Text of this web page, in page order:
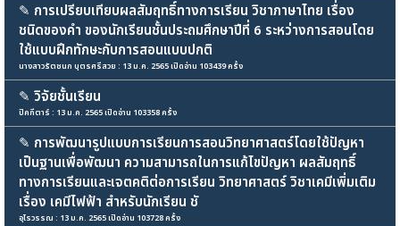
✎ การเปรียบเทียบผลสัมฤทธิ์ทางการเรียน วิชาภาษาไทย เรื่อง
ชนิดของคำ ของนักเรียนชั้นประถมศึกษาปีที่ 6 ระหว่างการสอนโดย
ใช้แบบฝึกทักษะกับการสอนแบบปกติ
นางสาวรัตชนก บุตรศรีสวย : 13 ม.ค. 2565 เปิดอ่าน 103439 ครั้ง
✎ วิจัยชั้นเรียน
ปิคกีตาร์ : 13 ม.ค. 2565 เปิดอ่าน 103358 ครั้ง
✎ การพัฒนารูปแบบการเรียนการสอนวิทยาศาสตร์โดยใช้ปัญหา
เป็นฐานเพื่อพัฒนา ความสามารถในการแก้ไขปัญหา ผลสัมฤทธิ์
ทางการเรียนและเจตคติต่อการเรียน วิทยาศาสตร์ วิชาเคมีเพิ่มเติม
เรื่อง เคมีไฟฟ้า สำหรับนักเรียน ชั
อุไรวรรณ : 13 ม.ค. 2565 เปิดอ่าน 103728 ครั้ง